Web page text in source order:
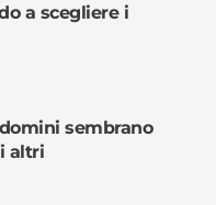
a scegliere i
sembrano
altri